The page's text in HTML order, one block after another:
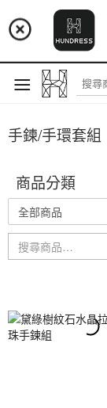
📢
📢 市
註冊
手鍊/手環套組
商品分類
全部商品